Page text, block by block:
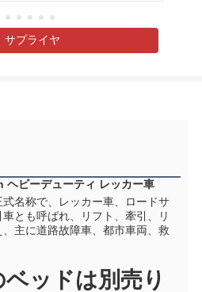
サプライヤ
ビーデューティ レッカー車
名称で、レッカー車、ロードサ
とも呼ばれ、リフト、牽引、リ
主に道路故障車、都市車両、救
ッドは別売り